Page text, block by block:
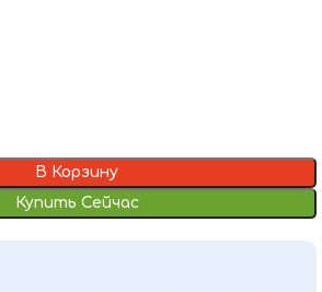
В Корзину
Купить Сейчас